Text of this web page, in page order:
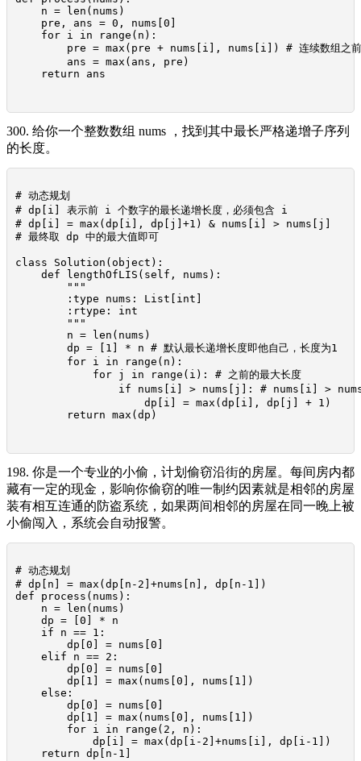
    n = len(nums)
    pre, ans = 0, nums[0]
    for i in range(n):
pre = max(pre + nums[i], nums[i]) # 连续数组之前的
        ans = max(ans, pre)
    return ans
300. 给你一个整数数组 nums ，找到其中最长严格递增子序列
的长度。
# 动态规划
# dp[i] 表示前 i 个数字的最长递增长度，必须包含 i
# dp[i] = max(dp[i], dp[j]+1) & nums[i] > nums[j]
# 最终取 dp 中的最大值即可
class Solution(object):
    def lengthOfLIS(self, nums):
        """
        :type nums: List[int]
        :rtype: int
        """
        n = len(nums)
        dp = [1] * n # 默认最长递增长度即他自己，长度为1
        for i in range(n):
            for j in range(i): # 之前的最大长度
if nums[i] > nums[j]: # nums[i] >
                    dp[i] = max(dp[i], dp[j] + 1)
        return max(dp)
198. 你是一个专业的小偷，计划偷窃沿街的房屋。每间房内都
藏有一定的现金，影响你偷窃的唯一制约因素就是相邻的房屋
装有相互连通的防盗系统，如果两间相邻的房屋在同一晚上被
小偷闯入，系统会自动报警。
# 动态规划
# dp[n] = max(dp[n-2]+nums[n], dp[n-1])
def process(nums):
    n = len(nums)
    dp = [0] * n
    if n == 1:
        dp[0] = nums[0]
    elif n == 2:
        dp[0] = nums[0]
        dp[1] = max(nums[0], nums[1])
    else:
        dp[0] = nums[0]
        dp[1] = max(nums[0], nums[1])
        for i in range(2, n):
            dp[i] = max(dp[i-2]+nums[i], dp[i-1])
    return dp[n-1]